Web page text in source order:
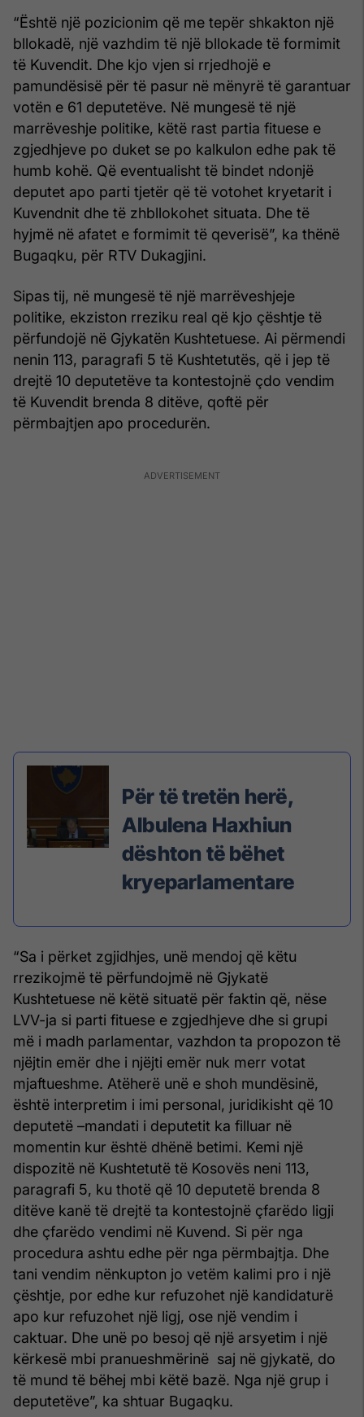
“Është një pozicionim që me tepër shkakton një
bllokadë, një vazhdim të një bllokade të formimit
të Kuvendit. Dhe kjo vjen si rrjedhojë e
pamundësisë për të pasur në mënyrë të garantuar
votën e 61 deputetëve. Në mungesë të një
marrëveshje politike, këtë rast partia fituese e
zgjedhjeve po duket se po kalkulon edhe pak të
humb kohë. Që eventualisht të bindet ndonjë
deputet apo parti tjetër që të votohet kryetarit i
Kuvendnit dhe të zhbllokohet situata. Dhe të
hyjmë në afatet e formimit të qeverisë”, ka thënë
Bugaqku, për RTV Dukagjini.
Sipas tij, në mungesë të një marrëveshjeje
politike, ekziston rreziku real që kjo çështje të
përfundojë në Gjykatën Kushtetuese. Ai përmendi
nenin 113, paragrafi 5 të Kushtetutës, që i jep të
drejtë 10 deputetëve ta kontestojnë çdo vendim
të Kuvendit brenda 8 ditëve, qoftë për
përmbajtjen apo procedurën.
Për të tretën herë,
Albulena Haxhiun
dështon të bëhet
kryeparlamentare
“Sa i përket zgjidhjes, unë mendoj që këtu
rrezikojmë të përfundojmë në Gjykatë
Kushtetuese në këtë situatë për faktin që, nëse
LVV-ja si parti fituese e zgjedhjeve dhe si grupi
më i madh parlamentar, vazhdon ta propozon të
njëjtin emër dhe i njëjti emër nuk merr votat
mjaftueshme. Atëherë unë e shoh mundësinë,
është interpretim i imi personal, juridikisht që 10
deputetë –mandati i deputetit ka filluar në
momentin kur është dhënë betimi. Kemi një
dispozitë në Kushtetutë të Kosovës neni 113,
paragrafi 5, ku thotë që 10 deputetë brenda 8
ditëve kanë të drejtë ta kontestojnë çfarëdo ligji
dhe çfarëdo vendimi në Kuvend. Si për nga
procedura ashtu edhe për nga përmbajtja. Dhe
tani vendim nënkupton jo vetëm kalimi pro i një
çështje, por edhe kur refuzohet një kandidaturë
apo kur refuzohet një ligj, ose një vendim i
caktuar. Dhe unë po besoj që një arsyetim i një
kërkesë mbi pranueshmërinë saj në gjykatë, do
të mund të bëhej mbi këtë bazë. Nga një grup i
deputetëve”, ka shtuar Bugaqku.